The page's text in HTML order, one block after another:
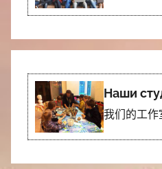
Наши
我们的工作